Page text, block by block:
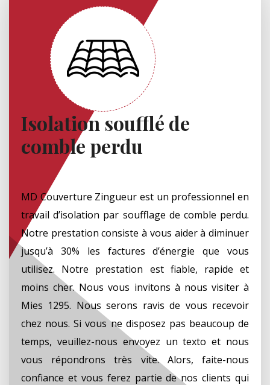
Isolation soufflé de
comble perdu
MD Couverture Zingueur est un professionnel en
travail d’isolation par soufflage de comble perdu.
Notre prestation consiste à vous aider à diminuer
jusqu’à 30% les factures d’énergie que vous
utilisez. Notre prestation est fiable, rapide et
moins cher. Nous vous invitons à nous visiter à
Mies 1295. Nous serons ravis de vous recevoir
chez nous. Si vous ne disposez pas beaucoup de
temps, veuillez-nous envoyez un texto et nous
vous répondrons très vite. Alors, faite-nous
confiance et vous ferez partie de nos clients qui